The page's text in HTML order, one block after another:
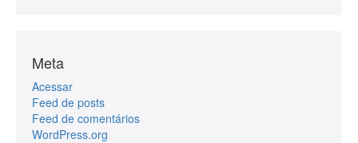
Meta
Acessar
Feed de posts
Feed de comentários
WordPress.org